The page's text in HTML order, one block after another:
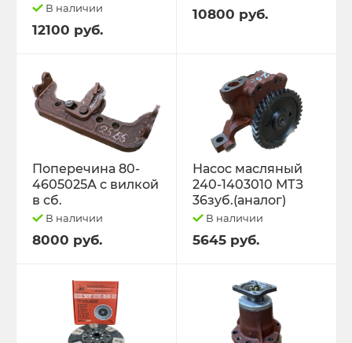
В наличии
12100 руб.
10800 руб.
Поперечина 80-
4605025А с вилкой
в сб.
В наличии
8000 руб.
Насос масляный
240-1403010 МТЗ
36зуб.(аналог)
В наличии
5645 руб.